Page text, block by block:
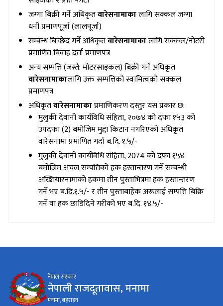
जग्गा बिक्री गर्ने अधिकृतवारेसनामाकालागि सक्कल जग्गा
धनी प्रमाणपूर्जा (लालपूर्जा)
सम्बन्ध बिच्छेद गर्ने अधिकृतवारेसनामाकालागि सक्कल/नोटरी
प्रमाणित बिवाह दर्ता प्रमाणपत्र
अन्य सम्पत्ति (जस्तै: मोटरसाइकल) बिक्री गर्ने अधिकृत
वारेसनामाकालागि उक्त सम्पत्तिको स्वामित्वको सक्कल
प्रमाणपत्र
अधिकृतवारेसनामाकाप्रमाणिकरण दस्तुर यस प्रकार छ:
मुलुकी देवानी कार्यविधि संहिता, २०७४ को दफा १५३ को
उपदफा (2) बमोजिम मुद्दा किटान नगरिएको अधिकृत
वारेसनामा प्रमाणित गर्दा ब.दि. १.५/-
मुलुकी देवानी कार्यविधि संहिता, 2074 को दफा १५४
बमोजिम अचल सम्पत्तिको हक हस्तान्तरण गर्ने सम्बन्धी
अख्तियारनामाको हकमा तीन पुस्ताभित्रमा हक हस्तान्तरण
गर्ने भए ब.दि.१.५/- र तीन पुस्ताबाहेक अरूलाई सम्पत्ति बिक्रि
गर्ने वा हक छाडिदिने गरीको भए ब.दि. १४.५/-
नेपाल सरकार
नेपाली राजदूतावास, मनामा
मनामा, बहराइन